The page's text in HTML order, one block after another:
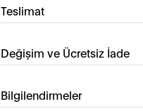
Teslimat
Değişim ve Ücretsiz İade
Bilgilendirmeler